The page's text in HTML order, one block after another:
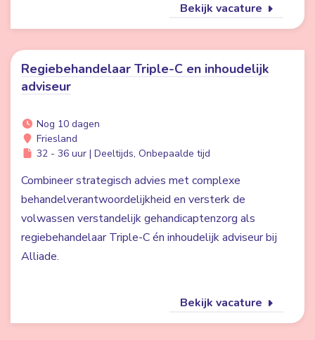
Bekijk vacature
Regiebehandelaar Triple-C en inhoudelijk
adviseur
Nog 10 dagen
Friesland
32 - 36 uur | Deeltijds, Onbepaalde tijd
Combineer strategisch advies met complexe
behandelverantwoordelijkheid en versterk de
volwassen verstandelijk gehandicaptenzorg als
regiebehandelaar Triple-C én inhoudelijk adviseur bij
Alliade.
Bekijk vacature